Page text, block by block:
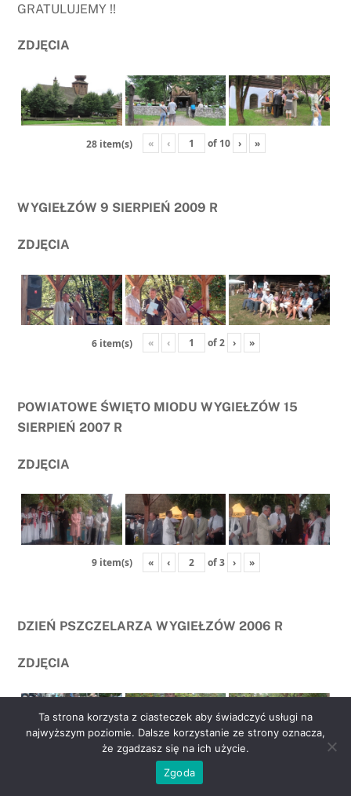
GRATULUJEMY !!
ZDJĘCIA
28 item(s) « ‹ of 10 › »
WYGIEŁZÓW 9 SIERPIEŃ 2009 R
ZDJĘCIA
6 item(s) « ‹ of2 › »
POWIATOWE ŚWIĘTO MIODU WYGIEŁZÓW 15
SIERPIEŃ 2007 R
ZDJĘCIA
9 item(s) « ‹ of3 › »
DZIEŃ PSZCZELARZA WYGIEŁZÓW 2006 R
ZDJĘCIA
‹
Ta strona korzysta z ciasteczek aby świadczyć usługi na
najwyższym poziomie. Dalsze korzystanie ze strony oznacza,
że zgadzasz się na ich użycie.
Zgoda